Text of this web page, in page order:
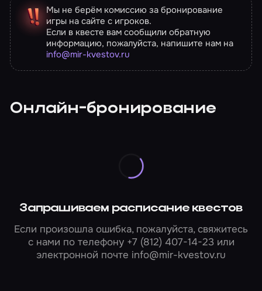
Мы не берём комиссию за бронирование
игры на сайте с игроков.
Если в квесте вам сообщили обратную
информацию, пожалуйста, напишите нам на
info@mir-kvestov.ru
Онлайн-бронирование
Запрашиваем расписание квестов
Если произошла ошибка, пожалуйста, свяжитесь
с нами по телефону +7 (812) 407-14-23или
электронной почте info@mir-kvestov.ru